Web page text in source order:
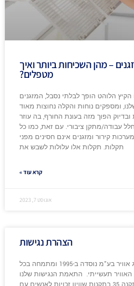
– מהן השכיחות ביותר ואיך
מטפלים?
הקיץ הלוהט הופך לבלתי נסבל, המזגנים
ומספקים נוחות והקלה נחוצות מאוד
הפוך מזה בעונת החורף, בה עוזר
עבודה/מתקן ציבורי. עם זאת, כמו כל
קירור ומזגנים אינם חסינים מפני
תקלות. תקלות אלו עלולות לשבש את
קרא עוד »
אוגוסט 7, 2023
הצהרת נגישות
שחר הנדסת מיזוג אוויר בע"מ נוסדה ב-1995 ומתמחה בכל
האוויר תעשייתי. התאמת הנגישות שלנו